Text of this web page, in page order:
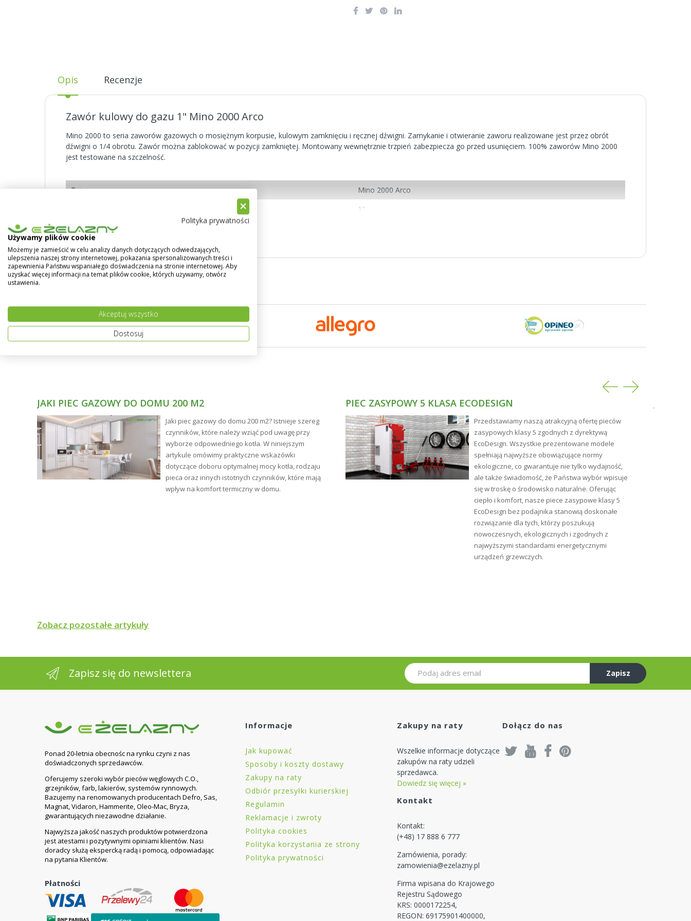
Opis Recenzje
Zawór kulowy do gazu 1" Mino 2000 Arco
Mino 2000 to seria zaworów gazowych o mosiężnym korpusie, kulowym zamknięciu i ręcznej dźwigni. Zamykanie i otwieranie zaworu realizowane jest przez obrót
dźwigni o 1/4 obrotu. Zawór można zablokować w pozycji zamkniętej. Montowany wewnętrznie trzpień zabezpiecza go przed usunięciem. 100% zaworów Mino 2000
jest testowane na szczelność.
Typ
Mino 2000 Arco
1"
Gwinty
Ciśnienie robocze
Temp. pracy
Pokaż więcej
JAKI PIEC GAZOWY DO DOMU 200 M2
Jaki piec gazowy do domu 200 m2? Istnieje szereg
czynników, które należy wziąć pod uwagę przy
wyborze odpowiedniego kotła. W niniejszym
artykule omówimy praktyczne wskazówki
dotyczące doboru optymalnej mocy kotła, rodzaju
pieca oraz innych istotnych czynników, które mają
wpływ na komfort termiczny w domu.
PIEC ZASYPOWY 5 KLASA ECODESIGN
Przedstawiamy naszą atrakcyjną ofertę pieców
zasypowych klasy 5 zgodnych z dyrektywą
EcoDesign. Wszystkie prezentowane modele
spełniają najwyższe obowiązujące normy
ekologiczne, co gwarantuje nie tylko wydajność,
ale także świadomość, że Państwa wybór wpisuje
się w troskę o środowisko naturalne. Oferując
ciepło i komfort, nasze piece zasypowe klasy 5
EcoDesign bez podajnika stanowią doskonałe
rozwiązanie dla tych, którzy poszukują
nowoczesnych, ekologicznych i zgodnych z
najwyższymi standardami energetycznymi
urządzeń grzewczych.
Zobacz pozostałe artykuły
Zapisz się do newslettera
Zapisz
się
Ponad 20-letnia obecnośc na rynku czyni z nas
doświadczonych sprzedawców.
Oferujemy szeroki wybór pieców węglowych C.O.,
grzejników, farb, lakierów, systemów rynnowych.
Bazujemy na renomowanych producentach Defro, Sas,
Magnat, Vidaron, Hammerite, Oleo-Mac, Bryza,
gwarantujących niezawodne działanie.
Najwyższa jakość naszych produktów potwierdzona
jest atestami i pozytywnymi opiniami klientów. Nasi
doradcy służą ekspercką radą i pomocą, odpowiadając
na pytania Klientów.
Płatności
Informacje
Jak kupować
Sposoby i koszty dostawy
Zakupy na raty
Odbiór przesyłki kurierskiej
Regulamin
Reklamacje i zwroty
Polityka cookies
Polityka korzystania ze strony
Polityka prywatności
Zakupy na raty
Wszelkie informacje dotyczące
zakupów na raty udzieli
sprzedawca.
Dowiedz się więcej »
Kontakt
Kontakt:
(+48) 17 888 6 777
Zamówienia, porady:
zamowienia@ezelazny.pl
Firma wpisana do Krajowego
Rejestru Sądowego
KRS: 0000172254,
REGON: 69175901400000,
Dołącz do nas
Polityka prywatności
Używamy plików cookie
Możemy je zamieścić w celu analizy danych dotyczących odwiedzających,
ulepszenia naszej strony internetowej, pokazania spersonalizowanych treści i
zapewnienia Państwu wspaniałego doświadczenia na stronie internetowej. Aby
uzyskać więcej informacji na temat plików cookie, których używamy, otwórz
ustawienia.
Akceptuj wszystko
Dostosuj